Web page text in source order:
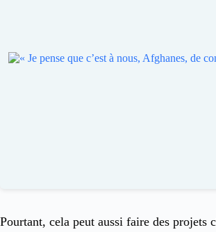
Pourtant, cela peut aussi faire des projets